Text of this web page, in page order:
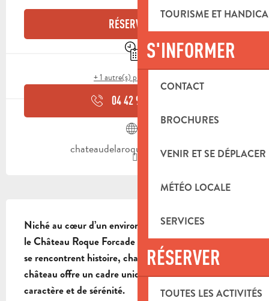
TOURISME ET
S'INFORMER
CONTACT
BROCHURES
VENIR ET SE DÉPLACER
MÉTÉO LOCALE
SERVICES
RÉSERVER
TOUTES LES ACTIVITÉS
RÉSERVER
Uniquement sur réservation
+ 1 autre(s) prestation(s)
04 42 98 81
chateaudelaroqueforcade.com
Niché au cœur d’un environnement naturel préservé,
le Château Roque Forcade est un lieu d’exception où
se rencontrent histoire, charme et authenticité. Le
château offre un cadre unique, empreint de
caractère et de sérénité.